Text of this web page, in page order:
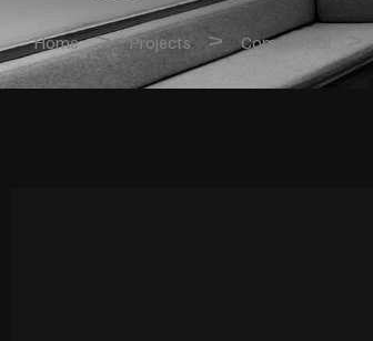
Home > Projects > Commercial >